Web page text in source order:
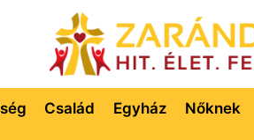
Család Egyház Nőknek